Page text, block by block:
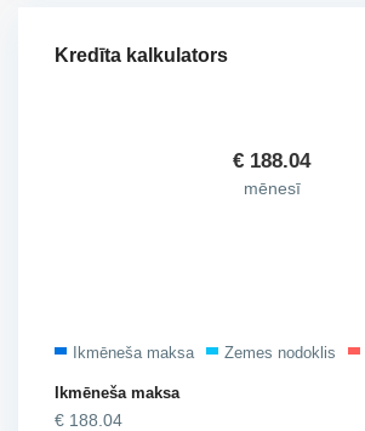
Kredīta kalkulators
€ 188.04
mēnesī
Ikmēneša maksa Zemes nodoklis
Ikmēneša maksa
€ 188.04